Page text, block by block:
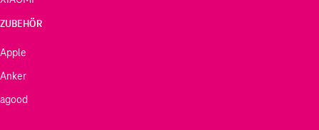
ZUBEHÖR
Apple
Anker
agood